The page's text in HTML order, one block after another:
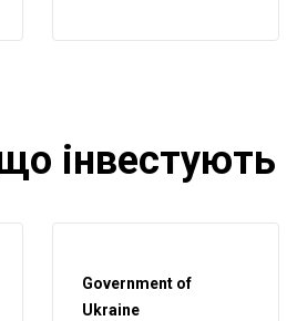
інвестують
Government of
Ukraine